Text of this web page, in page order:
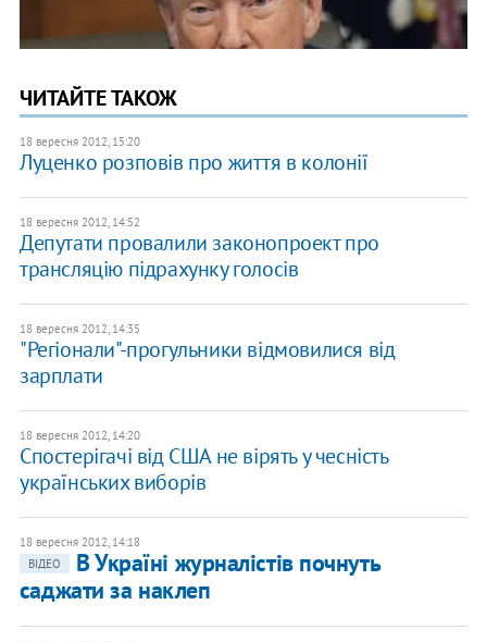
ЧИТАЙТЕ ТАКОЖ
18 вересня 2012, 15:20
Луценко розповів про життя в колонії
18 вересня 2012, 14:52
Депутати провалили законопроект про
трансляцію підрахунку голосів
18 вересня 2012, 14:35
"Регіонали"-прогульники відмовилися від
зарплати
18 вересня 2012, 14:20
Спостерігачі від США не вірять у чесність
українських виборів
18 вересня 2012, 14:18
ВІДЕО
В Україні журналістів почнуть
саджати за наклеп